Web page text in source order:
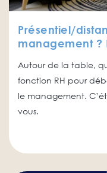
Présentiel/
management ?
Autour de la table,
fonction RH pour
le management.
vous.